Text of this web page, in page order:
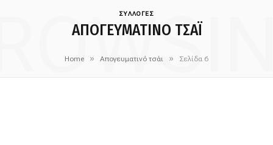
ΣΥΛΛΟΓΕΣ
ΑΠΟΓΕΥΜΑΤΙΝΌ ΤΣΆΙ
Home » Απογευματινό τσάι » Σελίδα 6